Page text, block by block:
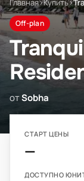
Главная›Купить›
Off-plan
отSobha
СТАРТ ЦЕНЫ
—
ДОСТУПНО